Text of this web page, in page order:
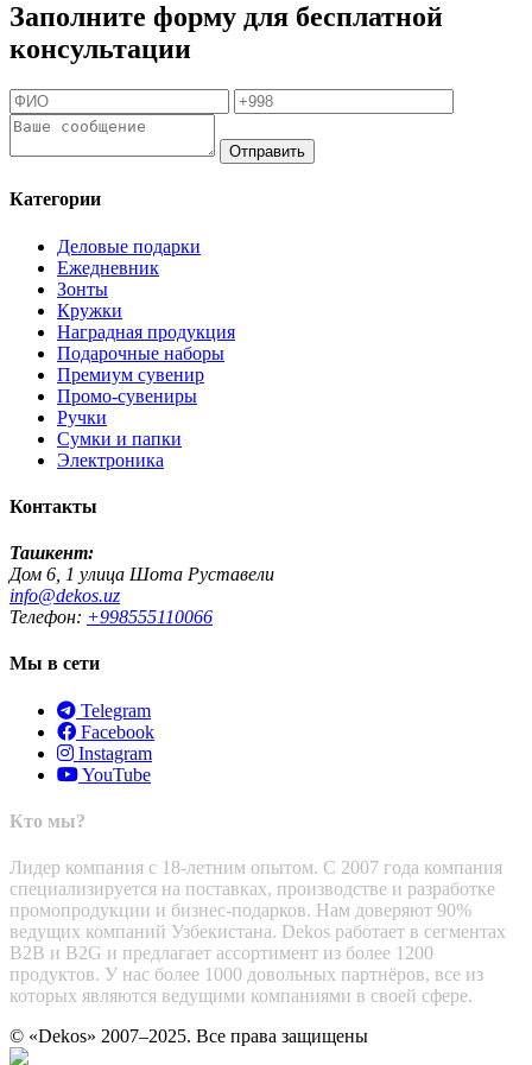
Заполните форму для бесплатной
консультации
Отправить
Категории
Деловые подарки
Ежедневник
Зонты
Кружки
Наградная продукция
Подарочные наборы
Премиум сувенир
Промо-сувениры
Ручки
Сумки и папки
Электроника
Контакты
Ташкент:
Дом 6, 1 улица Шота Руставели
info@dekos.uz
Телефон: +998555110066
Мы в сети
Telegram
Facebook
Instagram
YouTube
Кто мы?
Лидер компания с 18-летним опытом. С 2007 года компания
специализируется на поставках, производстве и разработке
промопродукции и бизнес-подарков. Нам доверяют 90%
ведущих компаний Узбекистана. Dekos работает в сегментах
B2B и B2G и предлагает ассортимент из более 1200
продуктов. У нас более 1000 довольных партнёров, все из
которых являются ведущими компаниями в своей сфере.
© «Dekos» 2007–2025. Все права защищены